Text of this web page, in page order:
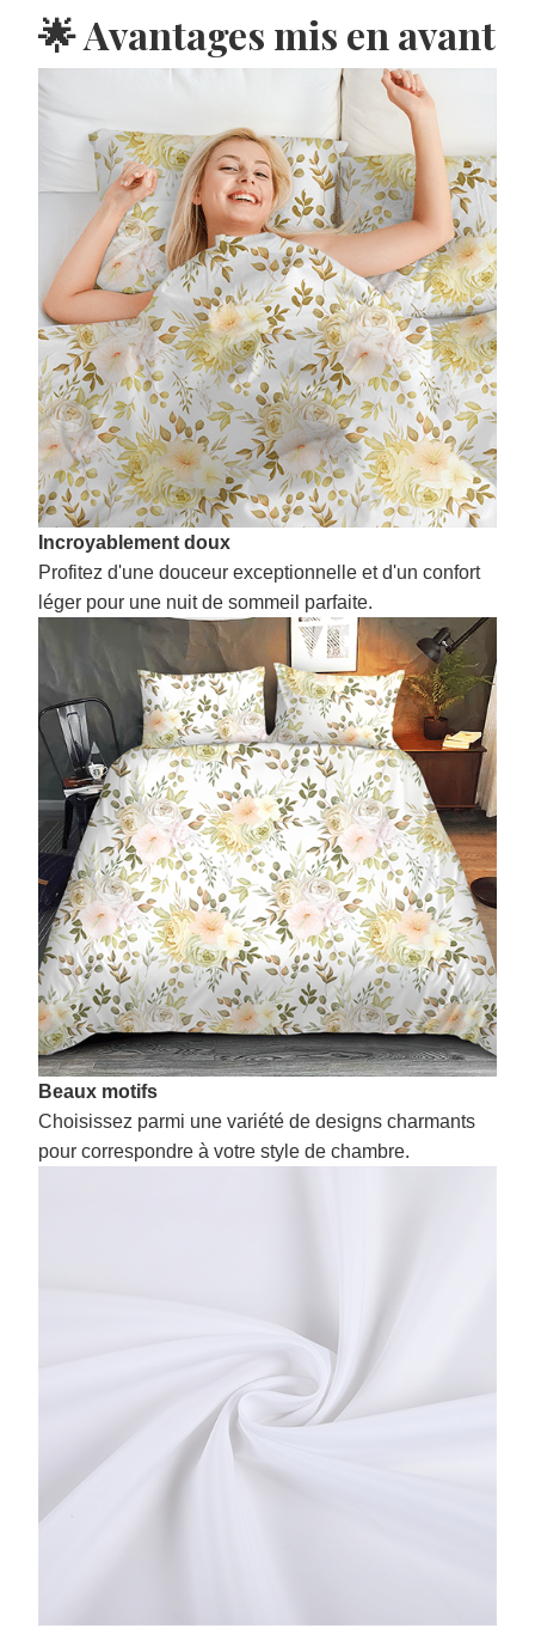
🌟 Avantages mis en avant
Incroyablement doux
Profitez d'une douceur exceptionnelle et d'un confort
léger pour une nuit de sommeil parfaite.
Beaux motifs
Choisissez parmi une variété de designs charmants
pour correspondre à votre style de chambre.